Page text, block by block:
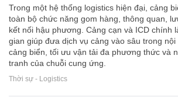
Trong một hệ thống logistics hiện đại, cảng
toàn bộ chức năng gom hàng, thông quan,
kết nối hậu phương. Cảng cạn và ICD chính
gian giúp đưa dịch vụ cảng vào sâu trong
cảng biển, tối ưu vận tải đa phương thức và
tranh của chuỗi cung ứng.
Thời sự - Logistics